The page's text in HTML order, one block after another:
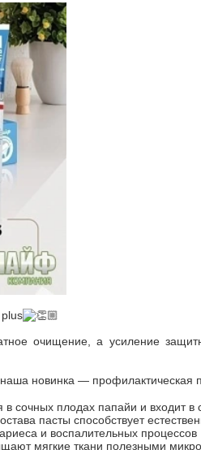
очищение, а усиление
новинка — профилактическая
сочных плодах папайи и входит
пасты способствует
и воспалительных процессов
мягкие ткани полезными